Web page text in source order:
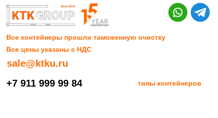
+7 911 999 99 84
sale@ktku.ru
Все контейнеры прошли таможенную очистку
Все цены указаны с НДС